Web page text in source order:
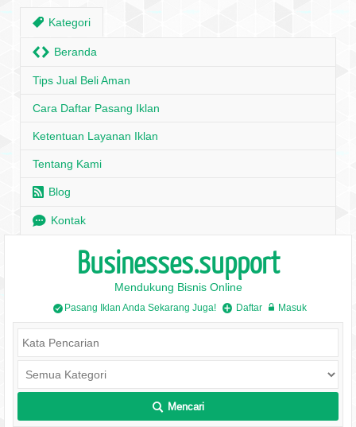
, Kategori
H Beranda
Tips Jual Beli Aman
Cara Daftar Pasang Iklan
Ketentuan Layanan Iklan
Tentang Kami
r Blog
e Kontak
Businesses.support
Mendukung Bisnis Online
/ Pasang Iklan Anda Sekarang Juga! + Daftar w Masuk
L Mencari